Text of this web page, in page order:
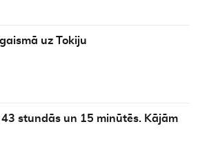
uz Tokiju
stundās un 15 minūtēs. Kājām